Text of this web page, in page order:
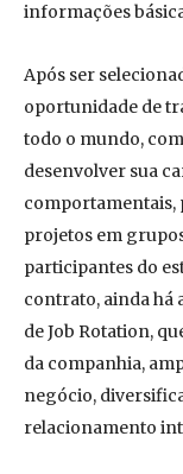
informações
Após ser
oportunidade de
todo o mundo,
desenvolver sua
comportamentais,
projetos em
participantes do
contrato, ainda há
de Job Rotation,
da companhia,
negócio,
relacionamento